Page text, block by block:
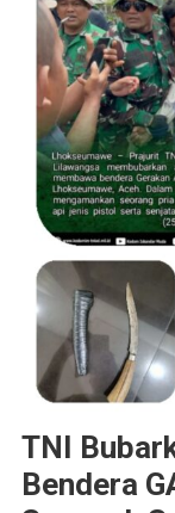
TNI
Bendera